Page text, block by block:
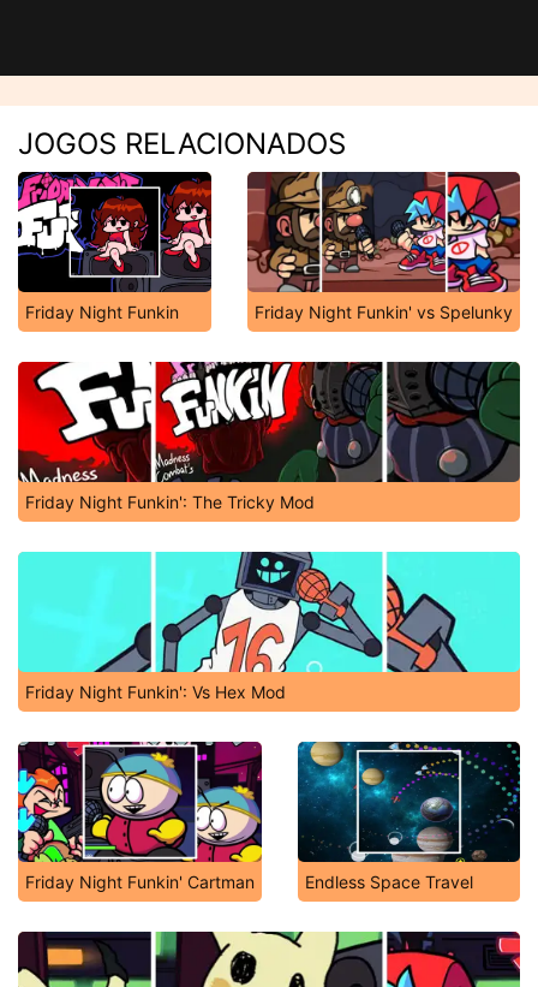
JOGOS RELACIONADOS
Friday Night Funkin Friday Night Funkin' vs Spelunky
Friday Night Funkin': The Tricky Mod
Friday Night Funkin': Vs Hex Mod
Friday Night Funkin' Cartman Endless Space Travel